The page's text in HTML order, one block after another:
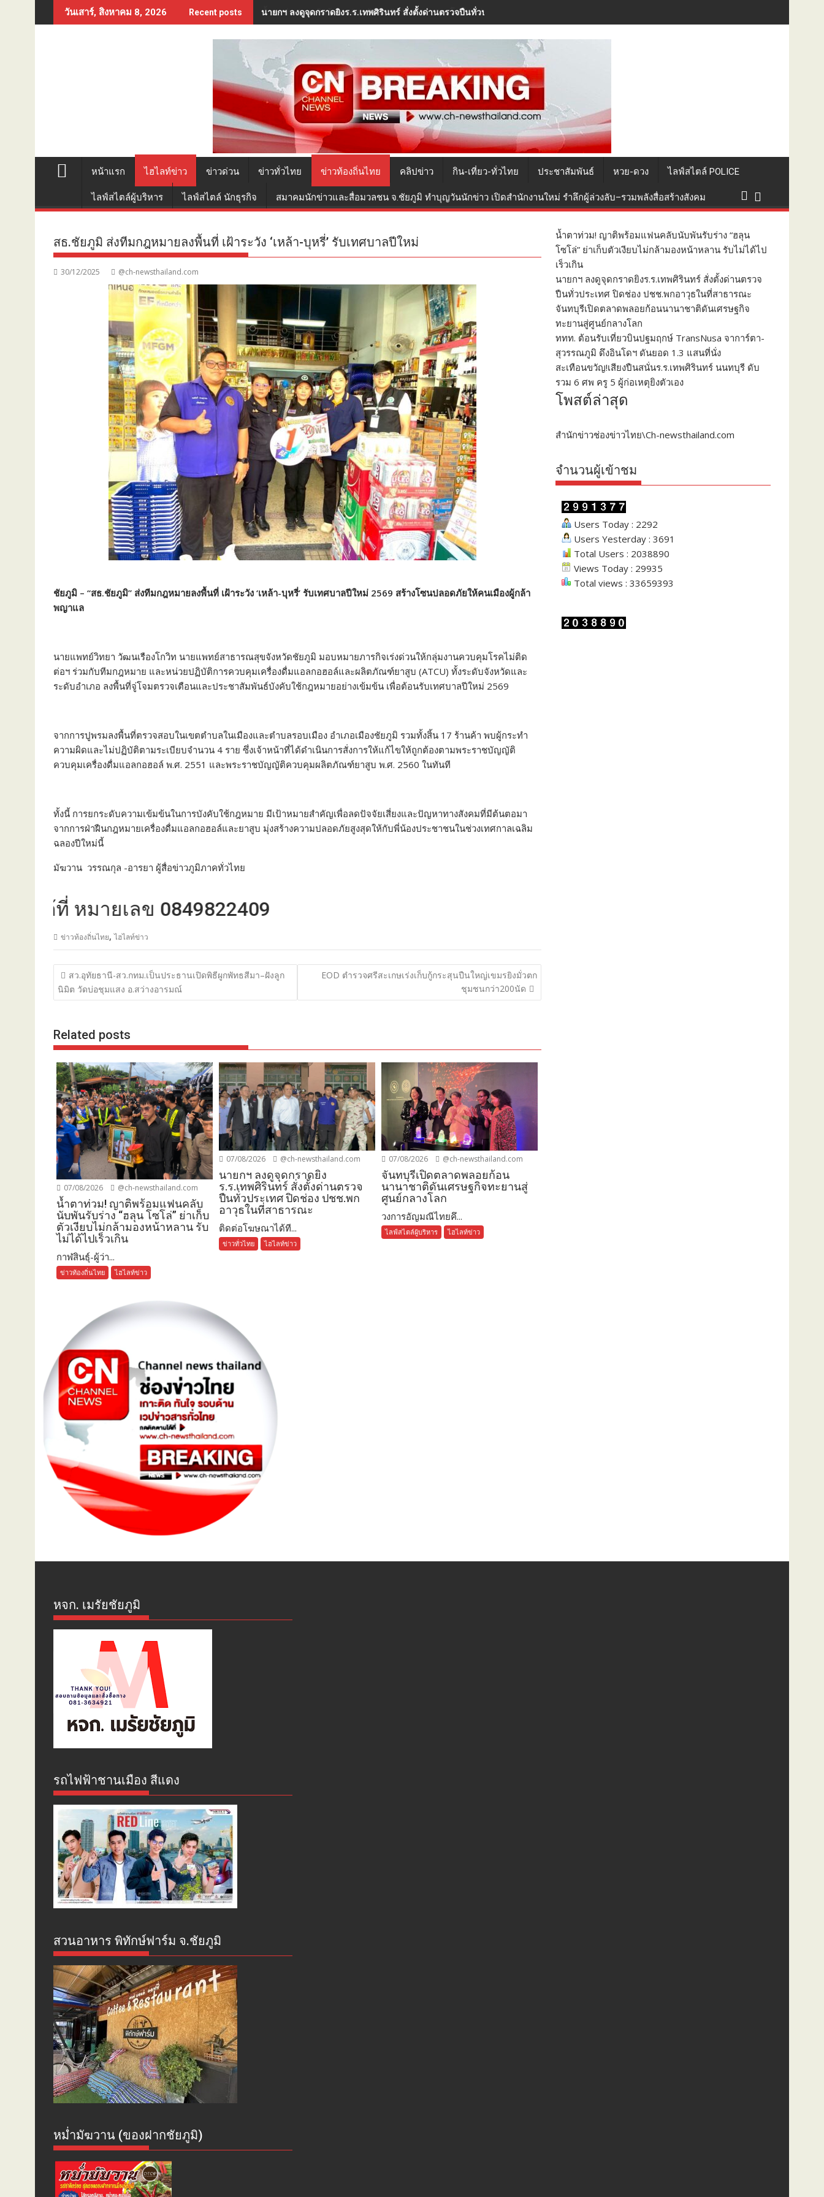
to
วันเสาร์, สิงหาคม 8, 2026 Recent posts นายกฯ ลงดูจุดกราดยิงร.ร.เทพศิรินทร์ สั่งตั้งด่านตรวจปืนทั่วประเทศ ปิดช่อง ปชช.พกอาวุธในที่สาธารณะ
หน้าแรก ไฮไลท์ข่าว ข่าวด่วน ข่าวทั่วไทย ข่าวท้องถิ่นไทย คลิปข่าว กิน-เที่ยว-ทั่วไทย ประชาสัมพันธ์ หวย-ดวง ไลฟ์สไตล์ POLICE
ไลฟ์สไตล์ผู้บริหาร ไลฟ์สไตล์ นักธุรกิจ สมาคมนักข่าวและสื่อมวลชน จ.ชัยภูมิ ทำบุญวันนักข่าว เปิดสำนักงานใหม่ รำลึกผู้ล่วงลับ–รวมพลังสื่อสร้างสังคม
สธ.ชัยภูมิ ส่งทีมกฎหมายลงพื้นที่ เฝ้าระวัง ‘เหล้า-บุหรี่’ รับเทศบาลปีใหม่
30/12/2025 @ch-newsthailand.com
ชัยภูมิ – “สธ.ชัยภูมิ” ส่งทีมกฎหมายลงพื้นที่ เฝ้าระวัง ‘เหล้า-บุหรี่’ รับเทศบาลปีใหม่ 2569 สร้างโซนปลอดภัยให้คนเมืองผู้กล้า
พญาแล
นายแพทย์วิทยา วัฒนเรืองโกวิท นายแพทย์สาธารณสุขจังหวัดชัยภูมิ มอบหมายภารกิจเร่งด่วนให้กลุ่มงานควบคุมโรคไม่ติด
ต่อฯ ร่วมกับทีมกฎหมาย และหน่วยปฏิบัติการควบคุมเครื่องดื่มแอลกอฮอล์และผลิตภัณฑ์ยาสูบ (ATCU) ทั้งระดับจังหวัดและ
ระดับอำเภอ ลงพื้นที่จู่โจมตรวจเตือนและประชาสัมพันธ์บังคับใช้กฎหมายอย่างเข้มข้น เพื่อต้อนรับเทศบาลปีใหม่ 2569
จากการปูพรมลงพื้นที่ตรวจสอบในเขตตำบลในเมืองและตำบลรอบเมือง อำเภอเมืองชัยภูมิ รวมทั้งสิ้น 17 ร้านค้า พบผู้กระทำ
ความผิดและไม่ปฏิบัติตามระเบียบจำนวน 4 ราย ซึ่งเจ้าหน้าที่ได้ดำเนินการสั่งการให้แก้ไขให้ถูกต้องตามพระราชบัญญัติ
ควบคุมเครื่องดื่มแอลกอฮอล์ พ.ศ. 2551 และพระราชบัญญัติควบคุมผลิตภัณฑ์ยาสูบ พ.ศ. 2560 ในทันที
ทั้งนี้ การยกระดับความเข้มข้นในการบังคับใช้กฎหมาย มีเป้าหมายสำคัญเพื่อลดปัจจัยเสี่ยงและปัญหาทางสังคมที่มีต้นตอมา
จากการฝ่าฝืนกฎหมายเครื่องดื่มแอลกอฮอล์และยาสูบ มุ่งสร้างความปลอดภัยสูงสุดให้กับพี่น้องประชาชนในช่วงเทศกาลเฉลิม
ฉลองปีใหม่นี้
มัฆวาน วรรณกุล -อารยา ผู้สื่อข่าวภูมิภาคทั่วไทย
หมายเลข 0849822409
ข่าวท้องถิ่นไทย,ไฮไลท์ข่าว
แนะแนว
เรื่อง
สว.อุทัยธานี-สว.กทม.เป็นประธานเปิดพิธีผูกพัทธสีมา–ฝังลูก
นิมิต วัดบ่อชุมแสง อ.สว่างอารมณ์
EOD ตำรวจศรีสะเกษเร่งเก็บกู้กระสุนปืนใหญ่เขมรยิงมั่วตก
ชุมชนกว่า200นัด
Related posts
07/08/2026 @ch-newsthailand.com
น้ำตาท่วม! ญาติพร้อมแฟนคลับ
นับพันรับร่าง “ฮลุน โซโล่” ย่าเก็บ
ตัวเงียบไม่กล้ามองหน้าหลาน รับ
ไม่ได้ไปเร็วเกิน
กาฬสินธุ์-ผู้ว่า...
ข่าวท้องถิ่นไทย ไฮไลท์ข่าว
07/08/2026 @ch-newsthailand.com
นายกฯ ลงดูจุดกราดยิง
ร.ร.เทพศิรินทร์ สั่งตั้งด่านตรวจ
ปืนทั่วประเทศ ปิดช่อง ปชช.พก
อาวุธในที่สาธารณะ
ติดต่อโฆษณาได้ที...
ข่าวทั่วไทย ไฮไลท์ข่าว
07/08/2026 @ch-newsthailand.com
จันทบุรีเปิดตลาดพลอยก้อน
นานาชาติดันเศรษฐกิจทะยานสู่
ศูนย์กลางโลก
วงการอัญมณีไทยคึ...
ไลฟ์สไตล์ผู้บริหาร ไฮไลท์ข่าว
น้ำตาท่วม! ญาติพร้อมแฟนคลับนับพันรับร่าง “ฮลุน
โซโล่” ย่าเก็บตัวเงียบไม่กล้ามองหน้าหลาน รับไม่ได้ไป
เร็วเกิน
นายกฯ ลงดูจุดกราดยิงร.ร.เทพศิรินทร์ สั่งตั้งด่านตรวจ
ปืนทั่วประเทศ ปิดช่อง ปชช.พกอาวุธในที่สาธารณะ
จันทบุรีเปิดตลาดพลอยก้อนนานาชาติดันเศรษฐกิจ
ทะยานสู่ศูนย์กลางโลก
ททท. ต้อนรับเที่ยวบินปฐมฤกษ์ TransNusa จาการ์ตา-
สุวรรณภูมิ ดึงอินโดฯ ดันยอด 1.3 แสนที่นั่ง
สะเทือนขวัญ!เสียงปืนสนั่นร.ร.เทพศิรินทร์ นนทบุรี ดับ
รวม 6 ศพ ครู 5 ผู้ก่อเหตุยิงตัวเอง
โพสต์ล่าสุด
สำนักข่าวช่องข่าวไทย\Ch-newsthailand.com
จำนวนผู้เข้าชม
Users Today : 2292
Users Yesterday : 3691
Total Users : 2038890
Views Today : 29935
Total views : 33659393
หจก. เมรัยชัยภูมิ
รถไฟฟ้าชานเมือง สีแดง
สวนอาหาร พิทักษ์ฟาร์ม จ.ชัยภูมิ
หม่ำมัฆวาน (ของฝากชัยภูมิ)